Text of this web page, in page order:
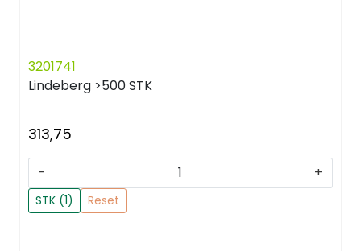
3201741
Lindeberg >500 STK
313,75
- +
STK (1) Reset